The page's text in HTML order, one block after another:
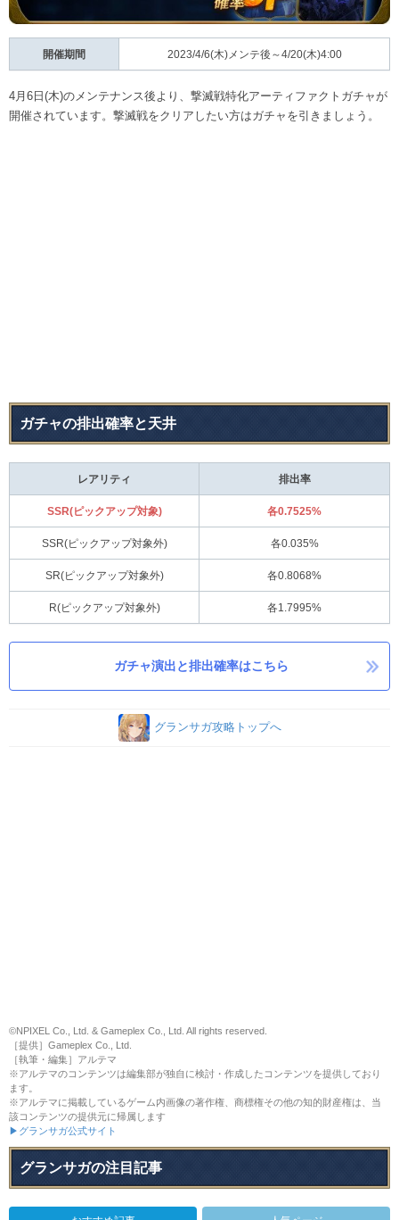
開催期間 2023/4/6(木)メンテ後～4/20(木)4:00
4月6日(木)のメンテナンス後より、撃滅戦特化アーティファクトガチャが
開催されています。撃滅戦をクリアしたい方はガチャを引きましょう。
ガチャの排出確率と天井
レアリティ 排出率
SSR(ピックアップ対象) 各0.7525%
SSR(ピックアップ対象外) 各0.035%
SR(ピックアップ対象外) 各0.8068%
R(ピックアップ対象外) 各1.7995%
ガチャ演出と排出確率はこちら
グランサガ攻略トップへ
©NPIXEL Co., Ltd. & Gameplex Co., Ltd. All rights reserved.
［提供］Gameplex Co., Ltd.
［執筆・編集］アルテマ
※アルテマのコンテンツは編集部が独自に検討・作成したコンテンツを提供しており
ます。
※アルテマに掲載しているゲーム内画像の著作権、商標権その他の知的財産権は、当
該コンテンツの提供元に帰属します
▶グランサガ公式サイト
グランサガの注目記事